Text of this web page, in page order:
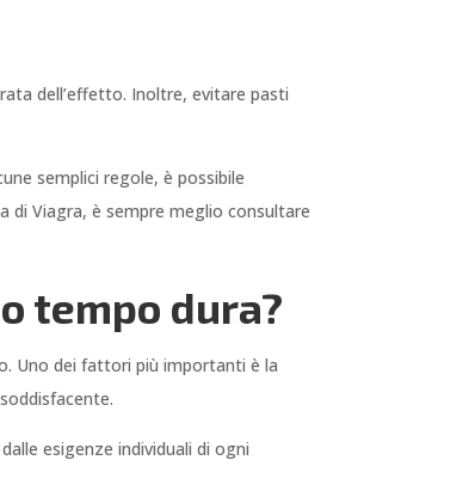
dell’effetto. Inoltre, evitare pasti
semplici regole, è possibile
di Viagra, è sempre meglio consultare
tempo dura?
Uno dei fattori più importanti è la
esigenze individuali di ogni